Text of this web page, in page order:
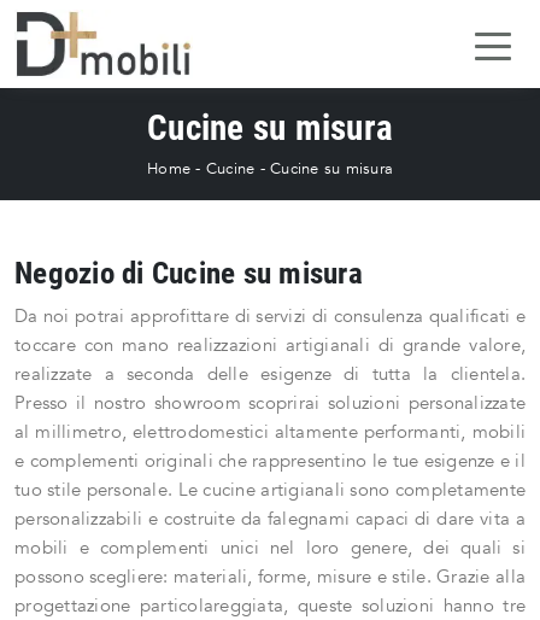
Cucine su misura
Home - Cucine - Cucine su misura
Negozio di Cucine su misura
Da noi potrai approfittare di servizi di consulenza qualificati e
toccare con mano realizzazioni artigianali di grande valore,
realizzate a seconda delle esigenze di tutta la clientela.
Presso il nostro showroom scoprirai soluzioni personalizzate
al millimetro, elettrodomestici altamente performanti, mobili
e complementi originali che rappresentino le tue esigenze e il
tuo stile personale. Le cucine artigianali sono completamente
personalizzabili e costruite da falegnami capaci di dare vita a
mobili e complementi unici nel loro genere, dei quali si
possono scegliere: materiali, forme, misure e stile. Grazie alla
progettazione particolareggiata, queste soluzioni hanno tre